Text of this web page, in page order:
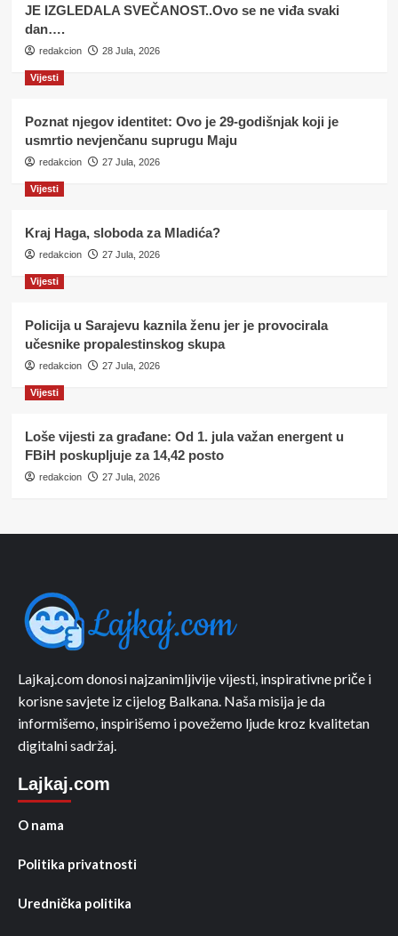
JE IZGLEDALA SVEČANOST..Ovo se ne viđa svaki
dan….
redakcion 28 Jula, 2026
Vijesti
Poznat njegov identitet: Ovo je 29-godišnjak koji je
usmrtio nevjenčanu suprugu Maju
redakcion 27 Jula, 2026
Vijesti
Kraj Haga, sloboda za Mladića?
redakcion 27 Jula, 2026
Vijesti
Policija u Sarajevu kaznila ženu jer je provocirala
učesnike propalestinskog skupa
redakcion 27 Jula, 2026
Vijesti
Loše vijesti za građane: Od 1. jula važan energent u
FBiH poskupljuje za 14,42 posto
redakcion 27 Jula, 2026
Lajkaj.com donosi najzanimljivije vijesti, inspirativne priče i
korisne savjete iz cijelog Balkana. Naša misija je da
informišemo, inspirišemo i povežemo ljude kroz kvalitetan
digitalni sadržaj.
Lajkaj.com
O nama
Politika privatnosti
Urednička politika